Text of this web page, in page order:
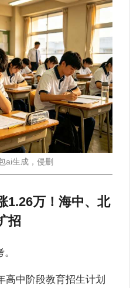
ai生成，侵删
1.26万！海中、北
招
高中阶段教育招生计划